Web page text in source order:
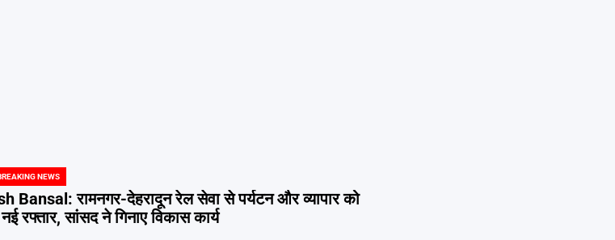
NEWS
Bansal: रामनगर-देहरादून रेल सेवा से पर्यटन और व्यापार को
रफ्तार, सांसद ने गिनाए विकास कार्य